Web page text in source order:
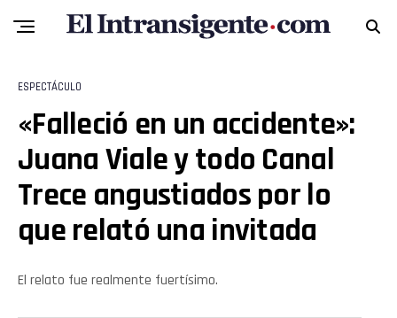
ESPECTÁCULO
«Falleció en un accidente»:
Juana Viale y todo Canal
Trece angustiados por lo
que relató una invitada
El relato fue realmente fuertísimo.
Pinterest
Whatsapp
Email